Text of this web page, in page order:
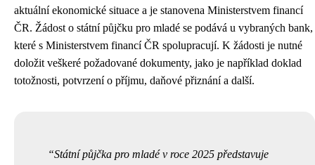
aktuální ekonomické situace a je stanovena Ministerstvem financí
ČR. Žádost o státní půjčku pro mladé se podává u vybraných bank,
které s Ministerstvem financí ČR spolupracují. K žádosti je nutné
doložit veškeré požadované dokumenty, jako je například doklad
totožnosti, potvrzení o příjmu, daňové přiznání a další.
Státní půjčka pro mladé v roce 2025 představuje